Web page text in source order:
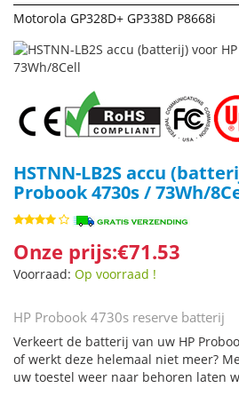
Motorola GP328D+ GP338D P8668i
HSTNN-LB2S accu
Probook 4730s / 73Wh/
Onze prijs:€71.53
Voorraad: Op voorraad !
HP Probook 4730s reserve batterij
Verkeert de batterij van uw HP
of werkt deze helemaal niet meer?
uw toestel weer naar behoren laten